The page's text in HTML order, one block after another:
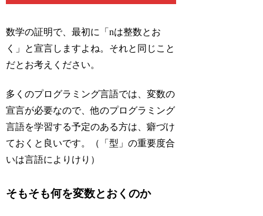
数学の証明で、最初に「nは整数とお
く」と宣言しますよね。それと同じこと
だとお考えください。
多くのプログラミング言語では、変数の
宣言が必要なので、他のプログラミング
言語を学習する予定のある方は、癖づけ
ておくと良いです。（「型」の重要度合
いは言語によりけり）
そもそも何を変数とおくのか